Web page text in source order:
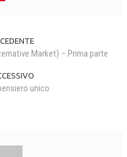
Market) – Prima parte
unico